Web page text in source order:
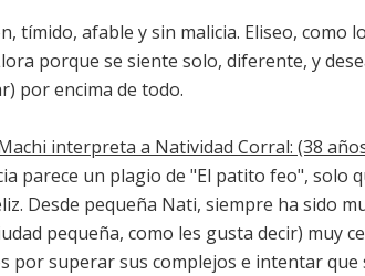
tímido, afable y sin malicia. Eliseo,
porque se siente solo, diferente, y
por encima de todo.
interpreta a Natividad Corral: (38
parece un plagio de "El patito feo", solo
Desde pequeña Nati, siempre ha sido
pequeña, como les gusta decir) muy
por superar sus complejos e intentar